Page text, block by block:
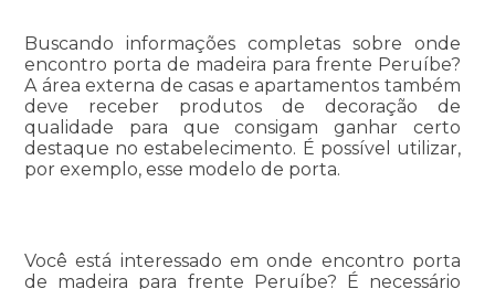
Buscando informações completas sobre onde
encontro porta de madeira para frente Peruíbe?
A área externa de casas e apartamentos também
deve receber produtos de decoração de
qualidade para que consigam ganhar certo
destaque no estabelecimento. É possível utilizar,
por exemplo, esse modelo de porta.
Você está interessado em onde encontro porta
de madeira para frente Peruíbe? É necessário